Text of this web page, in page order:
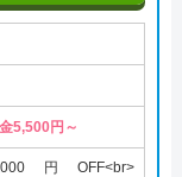
5,500円～
円OFF<br>